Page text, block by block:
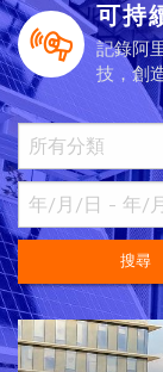
可持
記錄阿
技，創
搜尋